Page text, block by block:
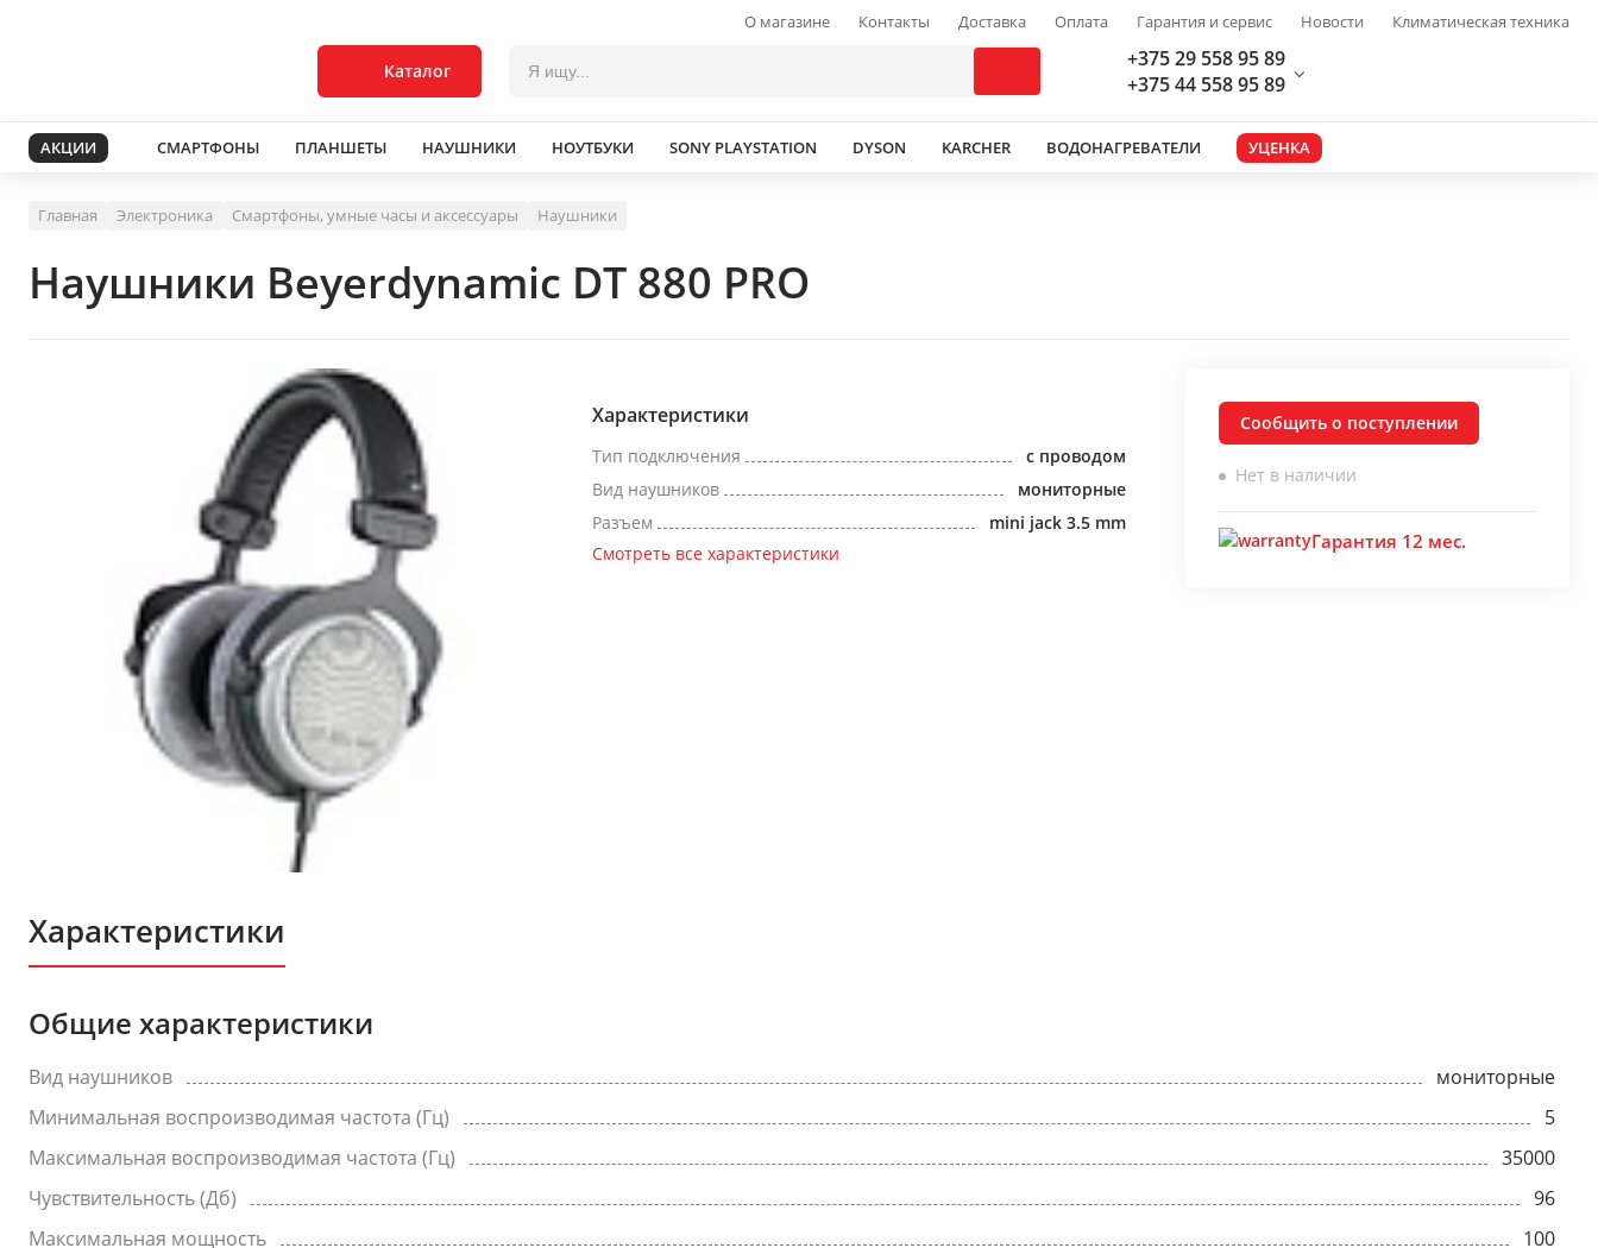
О магазине Контакты Доставка Оплата Гарантия и сервис Новости Климатическая техника
Каталог
+375 29 558 95 89
+375 44 558 95 89
АКЦИИ СМАРТФОНЫ ПЛАНШЕТЫ НАУШНИКИ НОУТБУКИ SONY PLAYSTATION DYSON KARCHER ВОДОНАГРЕВАТЕЛИ УЦЕНКА
Главная Электроника Смартфоны, умные часы и аксессуары Наушники
Наушники Beyerdynamic DT 880 PRO
Характеристики
Тип подключения
с проводом
Вид наушников
мониторные
Разъем
mini jack 3.5 mm
Смотреть все характеристики
Сообщить о поступлении
Нет в наличии
Гарантия 12 мес.
Характеристики
Общие характеристики
Вид наушников
мониторные
Минимальная воспроизводимая частота (Гц)
5
Максимальная воспроизводимая частота (Гц)
35000
Чувствительность (Дб)
96
Максимальная мощность
100